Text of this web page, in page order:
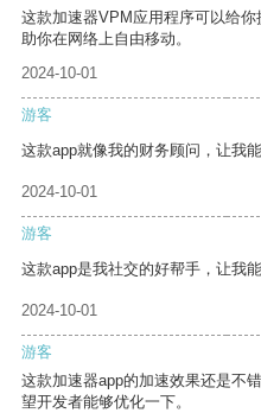
这款加速器VPM应用程序可以给
助你在网络上自由移动。
2024-10-01
游客
这款app就像我的财务顾问，让我
2024-10-01
游客
这款app是我社交的好帮手，让我
2024-10-01
游客
这款加速器app的加速效果还是不
望开发者能够优化一下。